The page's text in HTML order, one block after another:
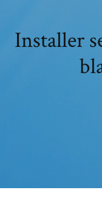
Installer